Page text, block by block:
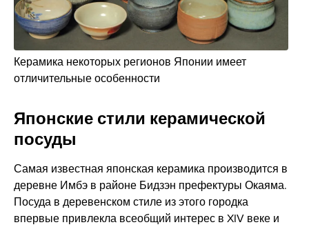
Керамика некоторых регионов Японии имеет
отличительные особенности
Японские стили керамической
посуды
Самая известная японская керамика производится в
деревне Имбэ в районе Бидзэн префектуры Окаяма.
Посуда в деревенском стиле из этого городка
впервые привлекла всеобщий интерес в XIV веке и